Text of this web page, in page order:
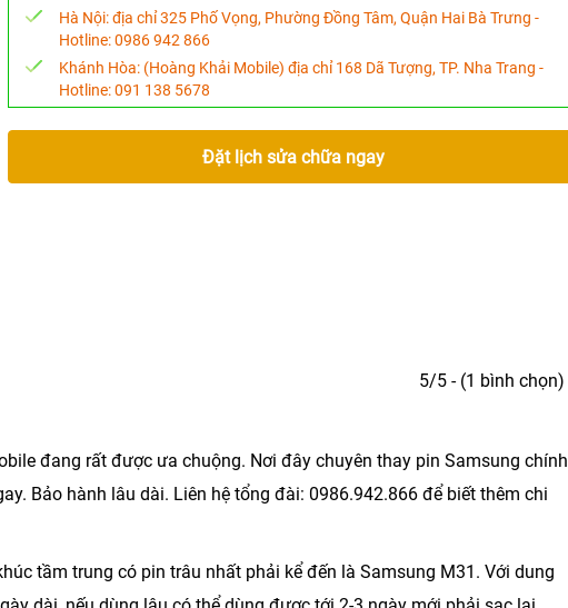
Hà Nội:địa chỉ 325 Phố Vọng, Phường Đồng Tâm, Quận Hai Bà Trưng -
Hotline:0986 942 866
Khánh Hòa:(Hoàng Khải Mobile) địa chỉ 168 Dã Tượng, TP. Nha Trang -
Hotline:091 138 5678
Đặt lịch sửa chữa ngay
5/5 - (1 bình chọn)
đang rất được ưa chuộng. Nơi đây chuyên thay pin Samsung chính
Bảo hành lâu dài. Liên hệ tổng đài: 0986.942.866 để biết thêm chi
tầm trung có pin trâu nhất phải kể đến là Samsung M31. Với dung